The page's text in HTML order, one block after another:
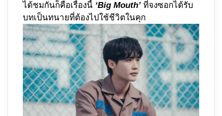
ได้ชมกันก็คือเรื่องนี้ ‘Big Mouth’ ที่จงซอกได้รับ
บทเป็นทนายที่ต้องไปใช้ชีวิตในคุก